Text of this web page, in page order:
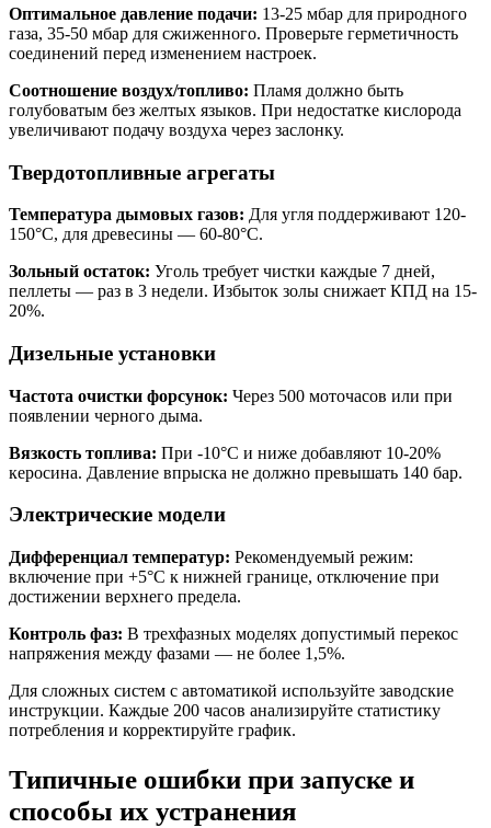
Оптимальное давление подачи: 13-25 мбар для природного
газа, 35-50 мбар для сжиженного. Проверьте герметичность
соединений перед изменением настроек.
Соотношение воздух/топливо: Пламя должно быть
голубоватым без желтых языков. При недостатке кислорода
увеличивают подачу воздуха через заслонку.
Твердотопливные агрегаты
Температура дымовых газов: Для угля поддерживают 120-
150°C, для древесины — 60-80°C.
Зольный остаток: Уголь требует чистки каждые 7 дней,
пеллеты — раз в 3 недели. Избыток золы снижает КПД на 15-
20%.
Дизельные установки
Частота очистки форсунок: Через 500 моточасов или при
появлении черного дыма.
Вязкость топлива: При -10°C и ниже добавляют 10-20%
керосина. Давление впрыска не должно превышать 140 бар.
Электрические модели
Дифференциал температур: Рекомендуемый режим:
включение при +5°С к нижней границе, отключение при
достижении верхнего предела.
Контроль фаз: В трехфазных моделях допустимый перекос
напряжения между фазами — не более 1,5%.
Для сложных систем с автоматикой используйте заводские
инструкции. Каждые 200 часов анализируйте статистику
потребления и корректируйте график.
Типичные ошибки при запуске и
способы их устранения